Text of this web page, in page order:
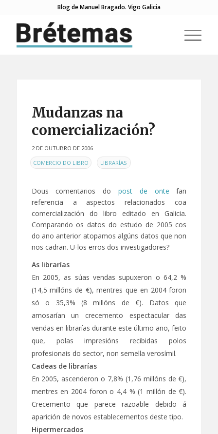
Blog de Manuel Bragado. Vigo Galicia
Mudanzas na
comercialización?
2 DE OUTUBRO DE 2006
ENCOMERCIO DO LIBRO , LIBRARÍAS
Dous comentarios do post de onte fan
referencia a aspectos relacionados coa
comercialización do libro editado en Galicia.
Comparando os datos do estudo de 2005 cos
do ano anterior atopamos algúns datos que non
nos cadran. U-los erros dos investigadores?
As librarías
En 2005, as súas vendas supuxeron o 64,2 %
(14,5 millóns de €), mentres que en 2004 foron
só o 35,3% (8 millóns de €). Datos que
amosarían un crecemento espectacular das
vendas en librarías durante este último ano, feito
que, polas impresións recibidas polos
profesionais do sector, non semella verosímil.
Cadeas de librarías
En 2005, ascenderon o 7,8% (1,76 millóns de €),
mentres en 2004 foron o 4,4 % (1 millón de €).
Crecemento que parece razoable debido á
aparición de novos establecementos deste tipo.
Hipermercados